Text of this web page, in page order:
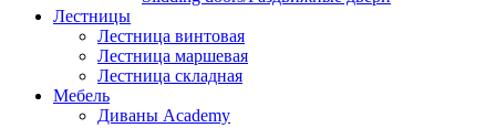
Лестницы
Лестница винтовая
Лестница маршевая
Лестница складная
Мебель
Диваны Academy